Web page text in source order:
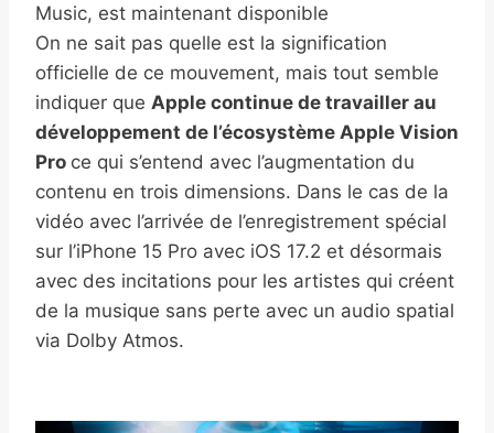
Music, est maintenant disponible
On ne sait pas quelle est la signification
officielle de ce mouvement, mais tout semble
indiquer que Apple continue de travailler au
développement de l’écosystème Apple Vision
Pro ce qui s’entend avec l’augmentation du
contenu en trois dimensions. Dans le cas de la
vidéo avec l’arrivée de l’enregistrement spécial
sur l’iPhone 15 Pro avec iOS 17.2 et désormais
avec des incitations pour les artistes qui créent
de la musique sans perte avec un audio spatial
via Dolby Atmos.